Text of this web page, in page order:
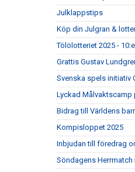
Julklappstips
Köp din Julgran &
Tölölotteriet 2025 -
Grattis Gustav
Svenska spels initiativ
Lyckad Målvaktscamp
Bidrag till Världens
Kompisloppet 2025
Inbjudan till föredrag
Söndagens